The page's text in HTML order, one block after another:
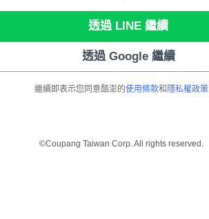
透過 LINE 繼續
透過 Google 繼續
繼續即表示您同意酷澎的使用條款和 隱私權政策
©Coupang Taiwan Corp. All rights reserved.